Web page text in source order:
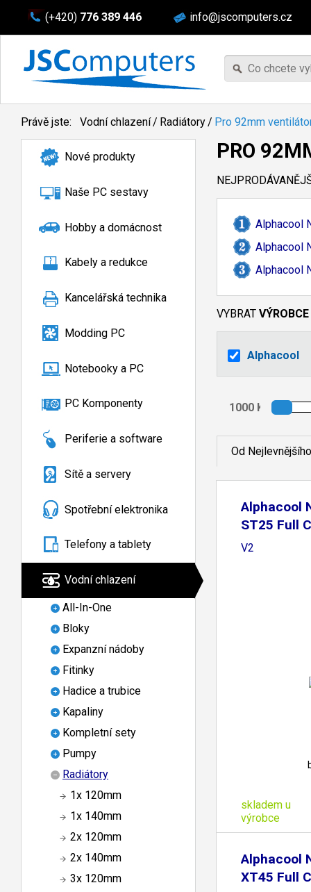
(+420) 776 389 446 info@jscomputers.cz
Právě jste: Vodní chlazení/ Radiátory/ Pro 92mm
Nové produkty
Naše PC sestavy
Hobby a domácnost
Kabely a redukce
Kancelářská technika
Modding PC
Notebooky a PC
PC Komponenty
Periferie a software
Sítě a servery
Spotřební elektronika
Telefony a tablety
Vodní chlazení
All-In-One
Bloky
Expanzní nádoby
Fitinky
Hadice a trubice
Kapaliny
Kompletní sety
Pumpy
Radiátory
1x 120mm
1x 140mm
2x 120mm
2x 140mm
3x 120mm
PRO
Alphacool
Alphacool
Alphacool
VYBRAT VÝROBCE
Alphacool
Od Nejlevnějšího
Alphacool
ST25 Full
92mm
V2
skladem u
výrobce
Alphacool
XT45 Full